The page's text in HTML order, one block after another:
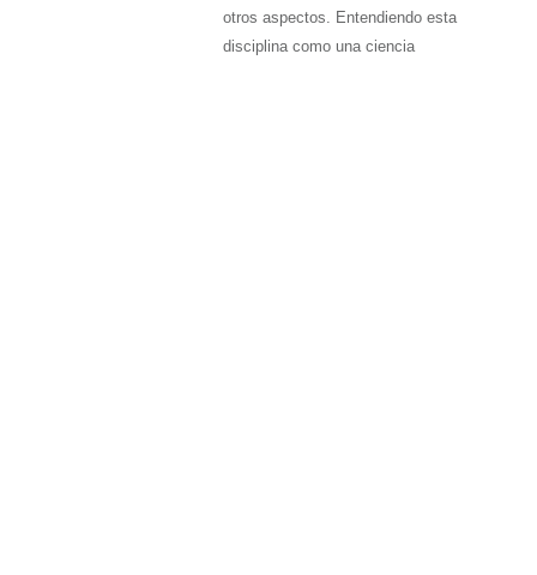
otros aspectos. Entendiendo esta
disciplina como una ciencia